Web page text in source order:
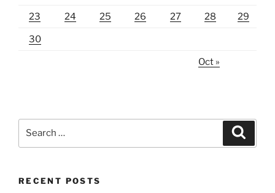
23 24 25 26 27 28 29
30
Oct »
RECENT POSTS